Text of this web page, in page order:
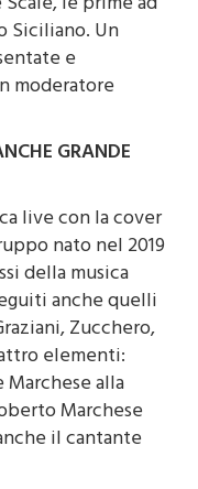
Siciliano. Un
e
moderatore
GRANDE
live con la cover
nato nel 2019
della musica
anche quelli
Zucchero,
elementi:
alla
Marchese
il cantante